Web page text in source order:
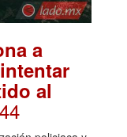
a
al